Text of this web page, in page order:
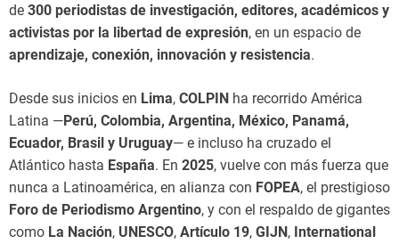
de 300 periodistas de investigación, editores, académicos y
activistas por la libertad de expresión, en un espacio de
aprendizaje, conexión, innovación y resistencia.
Desde sus inicios en Lima, COLPIN ha recorrido América
Latina —Perú, Colombia, Argentina, México, Panamá,
Ecuador, Brasil y Uruguay— e incluso ha cruzado el
Atlántico hasta España. En 2025, vuelve con más fuerza que
nunca a Latinoamérica, en alianza con FOPEA, el prestigioso
Foro de Periodismo Argentino, y con el respaldo de gigantes
como La Nación, UNESCO, Artículo 19, GIJN, International